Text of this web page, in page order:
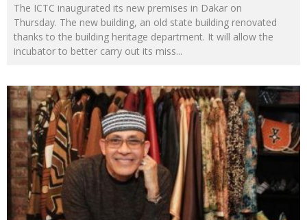
The ICTC inaugurated its new premises in Dakar on
Thursday. The new building, an old state building renovated
thanks to the building heritage department. It will allow the
incubator to better carry out its miss...